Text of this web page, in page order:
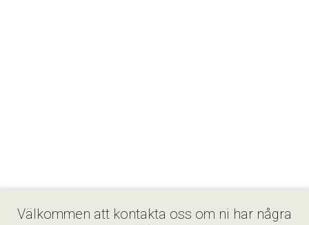
Välkommen att kontakta oss om ni har några